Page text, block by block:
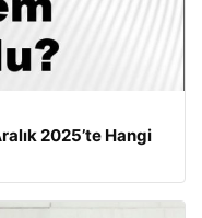
2025’te Hangi